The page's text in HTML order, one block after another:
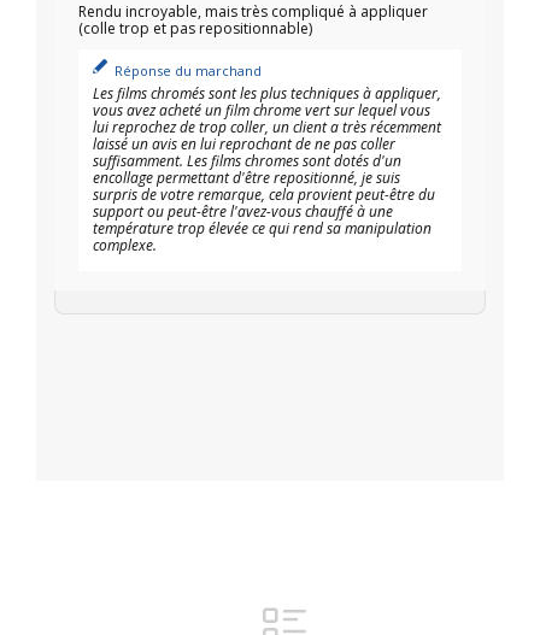
Rendu incroyable, mais très compliqué à appliquer
(colle trop et pas repositionnable)
Réponse du marchand
Les films chromés sont les plus techniques à appliquer,
vous avez acheté un film chrome vert sur lequel vous
lui reprochez de trop coller, un client a très récemment
laissé un avis en lui reprochant de ne pas coller
suffisamment. Les films chromes sont dotés d'un
encollage permettant d'être repositionné, je suis
surpris de votre remarque, cela provient peut-être du
support ou peut-être l'avez-vous chauffé à une
température trop élevée ce qui rend sa manipulation
complexe.